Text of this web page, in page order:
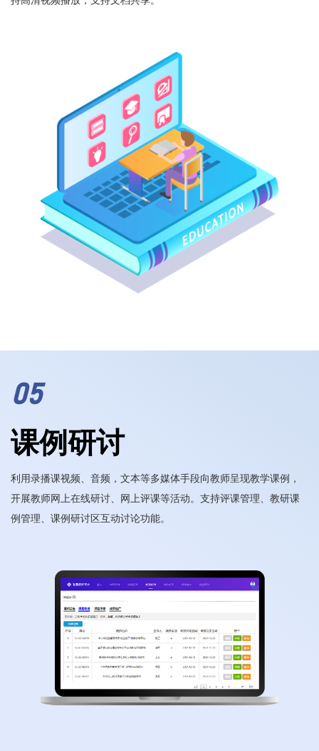
05
课例研讨
利用录播课视频、音频，文本等多媒体手段向教师呈现教学课例，
开展教师网上在线研讨、网上评课等活动。支持评课管理、教研课
例管理、课例研讨区互动讨论功能。